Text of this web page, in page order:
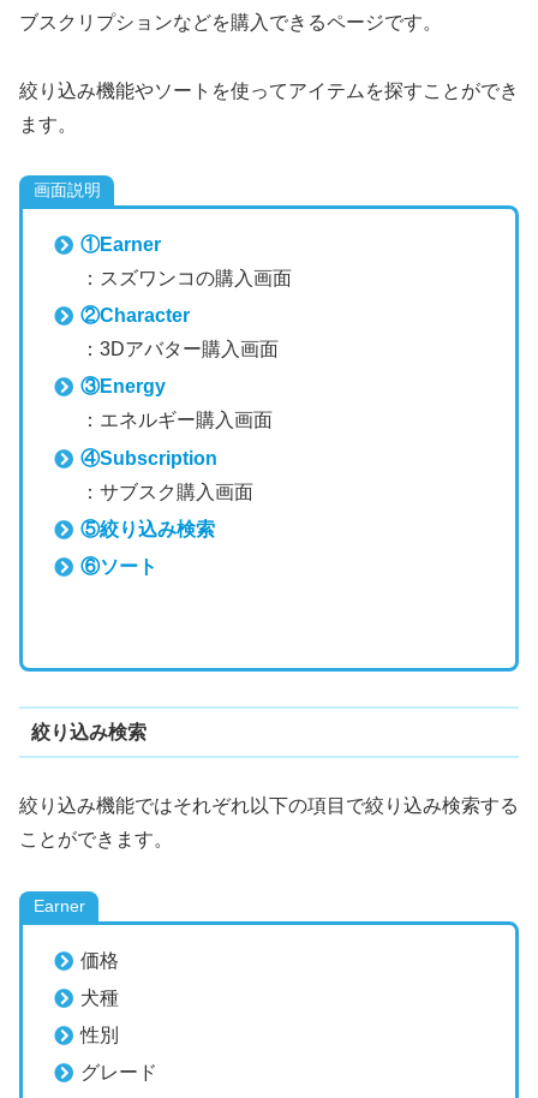
ブスクリプションなどを購入できるページです。
絞り込み機能やソートを使ってアイテムを探すことができ
ます。
画面説明
①Earner
：スズワンコの購入画面
②Character
：3Dアバター購入画面
③Energy
：エネルギー購入画面
④Subscription
：サブスク購入画面
⑤絞り込み検索
⑥ソート
絞り込み検索
絞り込み機能ではそれぞれ以下の項目で絞り込み検索する
ことができます。
Earner
価格
犬種
性別
グレード